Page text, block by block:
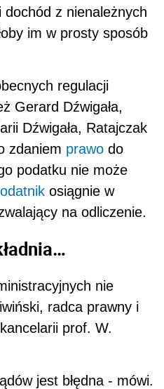
z nienależnych
im w prosty sposób
regulacji
Gerard Dźwigała,
Dźwigała, Ratajczak
zdaniem prawo do
podatku nie może
osiągnie w
na odliczenie.
nie
radca prawny i
prof. W.
jest błędna - mówi.